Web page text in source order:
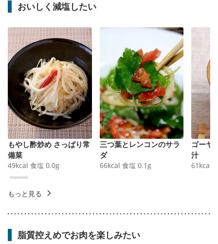
おいしく減塩したい
もやし酢炒め さっぱり常
備菜
49kcal 食塩 0.0g
三つ葉とレンコンのサラ
ダ
66kcal 食塩 0.1 g
ゴーヤ
汁
61 kcal
もっと見る
脂質控えめでお肉を楽しみたい